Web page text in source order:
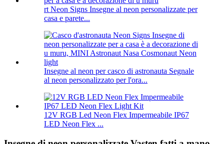
rt Neon Signs Insegne al neon personalizzate per
casa e parete...
Insegne al neon per casco di astronauta Segnale
al neon personalizzato per l'ora...
12V RGB Led Neon Flex Impermeabile IP67
LED Neon Flex ...